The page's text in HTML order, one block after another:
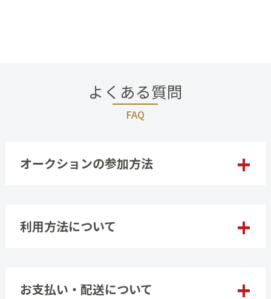
よくある質問
FAQ
オークションの参加方法
利用方法について
お支払い・配送について